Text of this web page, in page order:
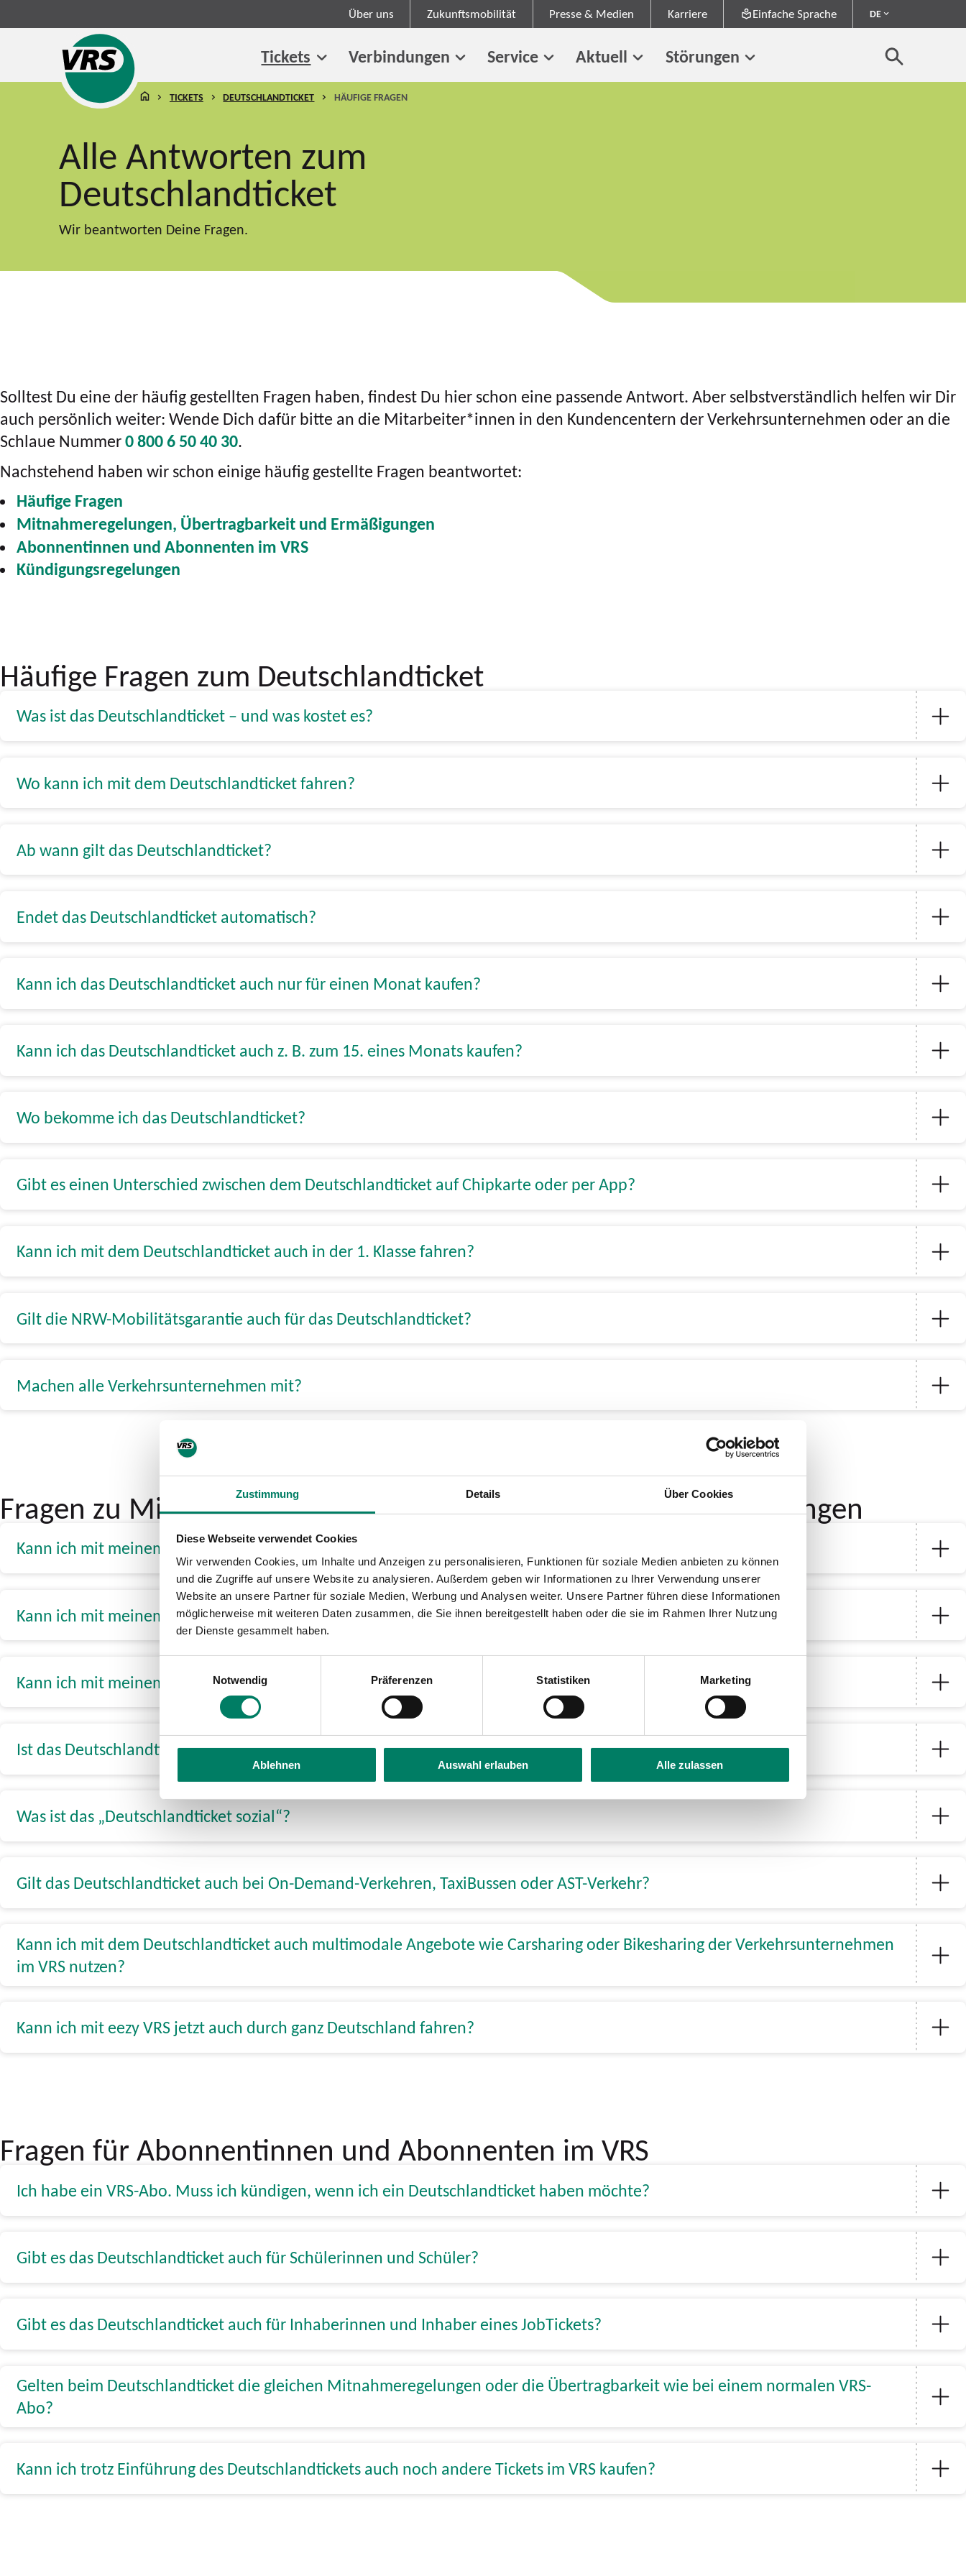
Zustimmung Details Über Cookies
Diese Webseite verwendet Cookies
Wir verwenden Cookies, um Inhalte und Anzeigen zu personalisieren, Funktionen für soziale Medien anbieten zu können
und die Zugriffe auf unsere Website zu analysieren. Außerdem geben wir Informationen zu Ihrer Verwendung unserer
Website an unsere Partner für soziale Medien, Werbung und Analysen weiter. Unsere Partner führen diese Informationen
möglicherweise mit weiteren Daten zusammen, die Sie ihnen bereitgestellt haben oder die sie im Rahmen Ihrer Nutzung
der Dienste gesammelt haben.
Notwendig
Präferenzen Statistiken Marketing
Ablehnen Auswahl erlauben Alle zulassen
Über uns Zukunftsmobilität Presse & Medien Karriere Einfache Sprache DE
Tickets Verbindungen Service Aktuell Störungen
STARTSEITE
TICKETS DEUTSCHLANDTICKET HÄUFIGE FRAGEN
Alle Antworten zum
Deutschlandticket
Wir beantworten Deine Fragen.
Solltest Du eine der häufig gestellten Fragen haben, findest Du hier schon eine passende Antwort. Aber selbstverständlich helfen wir Dir
auch persönlich weiter: Wende Dich dafür bitte an die Mitarbeiter*innen in den Kundencentern der Verkehrsunternehmen oder an die
Schlaue Nummer0 800 6 50 40 30.
Nachstehend haben wir schon einige häufig gestellte Fragen beantwortet:
Häufige Fragen
Mitnahmeregelungen, Übertragbarkeit und Ermäßigungen
Abonnentinnen und Abonnenten im VRS
Kündigungsregelungen
Häufige Fragen zum Deutschlandticket
Was ist das Deutschlandticket – und was kostet es?
Wo kann ich mit dem Deutschlandticket fahren?
Ab wann gilt das Deutschlandticket?
Endet das Deutschlandticket automatisch?
Kann ich das Deutschlandticket auch nur für einen Monat kaufen?
Kann ich das Deutschlandticket auch z. B. zum 15. eines Monats kaufen?
Wo bekomme ich das Deutschlandticket?
Gibt es einen Unterschied zwischen dem Deutschlandticket auf Chipkarte oder per App?
Kann ich mit dem Deutschlandticket auch in der 1. Klasse fahren?
Gilt die NRW-Mobilitätsgarantie auch für das Deutschlandticket?
Machen alle Verkehrsunternehmen mit?
Fragen zu Mitnahmeregelungen, Übertragbarkeit und Ermäßigungen
Kann ich mit meinem Deutschlandticket auch mein Kind mitnehmen?
Kann ich mit meinem Deutschlandticket auch ein Fahrrad mitnehmen?
Kann ich mit meinem Deutschlandticket auch einen Hund mitnehmen?
Ist das Deutschlandticket übertragbar?
Was ist das „Deutschlandticket sozial“?
Gilt das Deutschlandticket auch bei On-Demand-Verkehren, TaxiBussen oder AST-Verkehr?
Kann ich mit dem Deutschlandticket auch multimodale Angebote wie Carsharing oder Bikesharing der Verkehrsunternehmen
im VRS nutzen?
Kann ich mit eezy VRS jetzt auch durch ganz Deutschland fahren?
Fragen für Abonnentinnen und Abonnenten im VRS
Ich habe ein VRS-Abo. Muss ich kündigen, wenn ich ein Deutschlandticket haben möchte?
Gibt es das Deutschlandticket auch für Schülerinnen und Schüler?
Gibt es das Deutschlandticket auch für Inhaberinnen und Inhaber eines JobTickets?
Gelten beim Deutschlandticket die gleichen Mitnahmeregelungen oder die Übertragbarkeit wie bei einem normalen VRS-
Abo?
Kann ich trotz Einführung des Deutschlandtickets auch noch andere Tickets im VRS kaufen?